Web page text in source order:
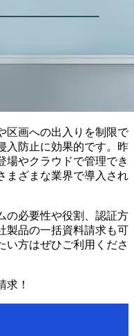
区画への出入りを制限で
入防止に効果的です。昨
場やクラウドで管理でき
まざまな業界で導入され
の必要性や役割、認証方
製品の一括資料請求も可
い方はぜひご利用くださ
求！